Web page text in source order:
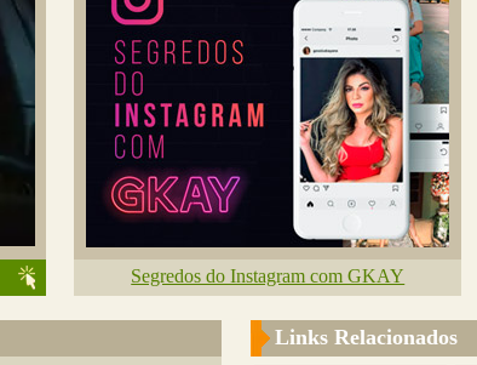
Segredos do Instagram com GKAY
Links Relacionados